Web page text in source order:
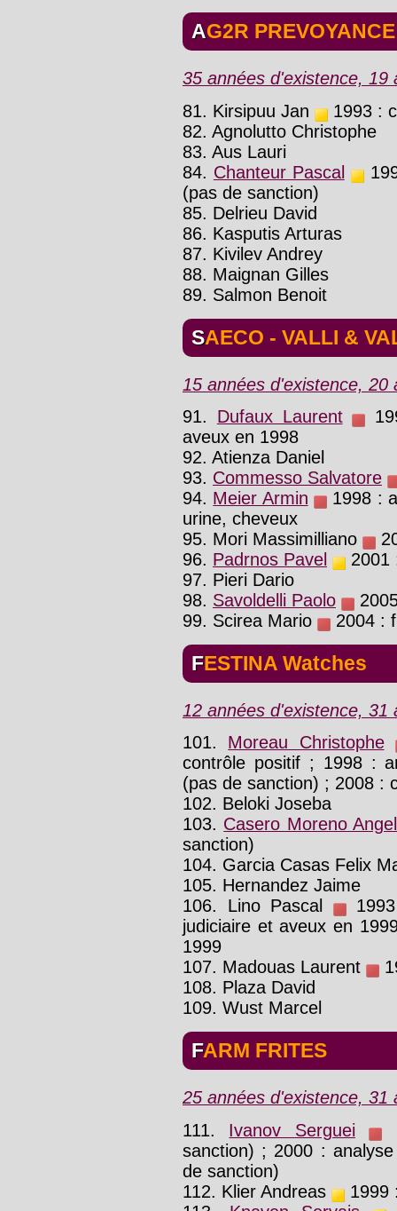
AG2R PREVOYANCE
35 années d'existence,
81. Kirsipuu Jan
1993 :
82. Agnolutto Christophe
83. Aus Lauri
84. Chanteur Pascal
(pas de sanction)
85. Delrieu David
86. Kasputis Arturas
87. Kivilev Andrey
88. Maignan Gilles
89. Salmon Benoit
SAECO - VALLI &
15 années d'existence,
91. Dufaux Laurent
aveux en 1998
92. Atienza Daniel
93. Commesso Salvatore
94. Meier Armin
1998 :
urine, cheveux
95. Mori Massimilliano
96. Padrnos Pavel
2001
97. Pieri Dario
98. Savoldelli Paolo
99. Scirea Mario
2004 :
FESTINA Watches
12 années d'existence,
101. Moreau Christophe
contrôle positif ; 1998 :
(pas de sanction) ; 2008 :
102. Beloki Joseba
103. Casero Moreno
sanction)
104. Garcia Casas Felix
105. Hernandez Jaime
106. Lino Pascal
1993
judiciaire et aveux en
1999
107. Madouas Laurent
108. Plaza David
109. Wust Marcel
FARM FRITES
25 années d'existence,
111. Ivanov Serguei
sanction) ; 2000 :
de sanction)
112. Klier Andreas
1999